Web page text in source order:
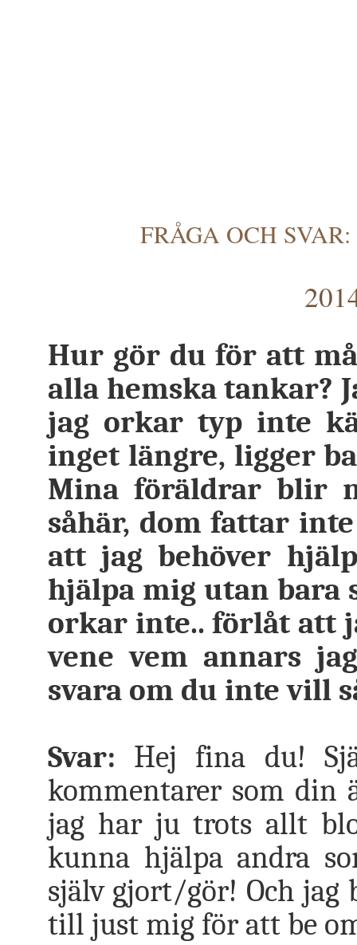
FRÅGA OCH
Hur gör du för att
alla hemska tankar?
jag orkar typ inte
inget längre, ligger
Mina föräldrar blir
såhär, dom fattar
att jag behöver
hjälpa mig utan bara
orkar inte.. förlåt att
vene vem annars
svara om du inte vill
Svar: Hej fina du!
kommentarer som din
jag har ju trots allt
kunna hjälpa andra
själv gjort/gör! Och jag
till just mig för att be